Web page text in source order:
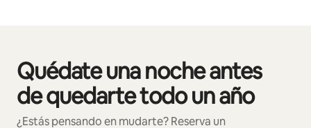
Quédate una noche antes
de quedarte todo un año
¿Estás pensando en mudarte? Reserva un
Se muestran0 de 0 elementos